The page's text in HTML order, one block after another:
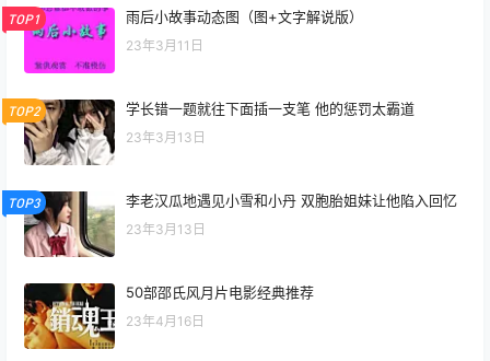
TOP1 雨后小故事动态图（图+文字解说版）
23年3月11日
TOP2 学长错一题就往下面插一支笔 他的惩罚太霸道
23年3月13日
TOP3 李老汉瓜地遇见小雪和小丹 双胞胎姐妹让他陷入回忆
23年3月13日
50部邵氏风月片电影经典推荐
23年4月16日